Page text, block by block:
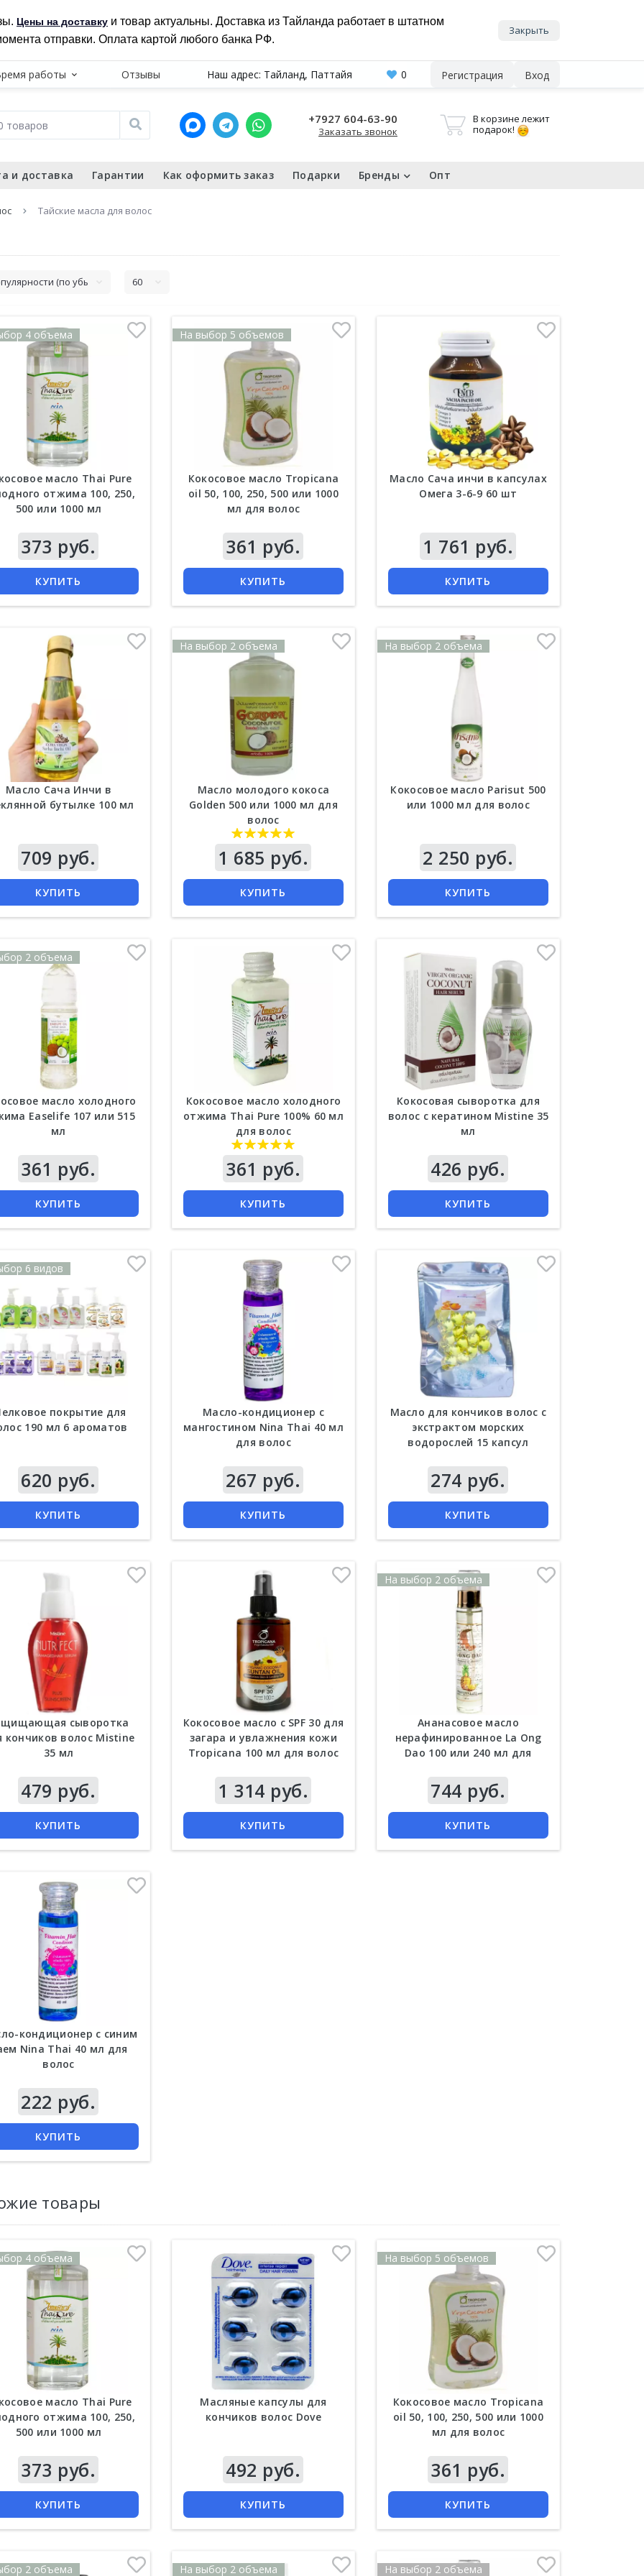
Цены на доставку и товар актуальны. Доставка из Тайланда работает в штатном
отправки. Оплата картой любого банка РФ.
Закрыть
работы Отзывы Наш адрес: Тайланд, Паттайя 0 Регистрация Вход
+7927 604-63-90
Заказать звонок
В корзине лежит
подарок!
и доставка Гарантии Как оформить заказ Подарки Бренды Опт
Тайские масла для волос
шелковая
для волос More
Than 250 мл
855 руб.
КУПИТЬ
Крокодиловый бальзам с
экстрактом алоэ вера Thai
Herb 50 гр
434 руб.
КУПИТЬ
Тайская зубная паста Yim
Siam 25 гр в круглой баночке
208 руб.
КУПИТЬ
4 объема
масло Thai Pure
отжима 100, 250,
500 или 1000 мл
373 руб.
КУПИТЬ
На выбор 5 объемов
Кокосовое масло Tropicana
oil 50, 100, 250, 500 или 1000
мл для волос
361 руб.
КУПИТЬ
Масло Сача инчи в капсулах
Омега 3-6-9 60 шт
1 761 руб.
КУПИТЬ
Масло Сача Инчи в
бутылке 100 мл
709 руб.
КУПИТЬ
На выбор 2 объема
Масло молодого кокоса
Golden 500 или 1000 мл для
волос
1 685 руб.
КУПИТЬ
На выбор 2 объема
Кокосовое масло Parisut 500
или 1000 мл для волос
2 250 руб.
КУПИТЬ
2 объема
масло холодного
Easelife 107 или 515
мл
361 руб.
КУПИТЬ
Кокосовое масло холодного
отжима Thai Pure 100% 60 мл
для волос
361 руб.
КУПИТЬ
Кокосовая сыворотка для
волос с кератином Mistine 35
мл
426 руб.
КУПИТЬ
6 видов
покрытие для
190 мл 6 ароматов
620 руб.
КУПИТЬ
Масло-кондиционер с
мангостином Nina Thai 40 мл
для волос
267 руб.
КУПИТЬ
Масло для кончиков волос с
экстрактом морских
водорослей 15 капсул
274 руб.
КУПИТЬ
сыворотка
кончиков волос Mistine
35 мл
479 руб.
КУПИТЬ
Кокосовое масло с SPF 30 для
загара и увлажнения кожи
Tropicana 100 мл для волос
1 314 руб.
КУПИТЬ
На выбор 2 объема
Ананасовое масло
нерафинированное La Ong
Dao 100 или 240 мл для
744 руб.
КУПИТЬ
кондиционер с синим
Nina Thai 40 мл для
волос
222 руб.
КУПИТЬ
товары
4 объема
масло Thai Pure
отжима 100, 250,
500 или 1000 мл
373 руб.
КУПИТЬ
Масляные капсулы для
кончиков волос Dove
492 руб.
КУПИТЬ
На выбор 5 объемов
Кокосовое масло Tropicana
oil 50, 100, 250, 500 или 1000
мл для волос
361 руб.
КУПИТЬ
2 объема На выбор 2 объема На выбор 2 объема